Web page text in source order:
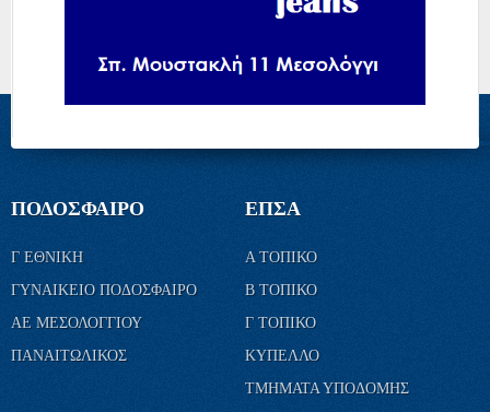
ΠΟΔΟΣΦΑΙΡΟ
Γ ΕΘΝΙΚΗ
ΓΥΝΑΙΚΕΙΟ ΠΟΔΟΣΦΑΙΡΟ
ΑΕ ΜΕΣΟΛΟΓΓΙΟΥ
ΠΑΝΑΙΤΩΛΙΚΟΣ
ΕΠΣΑ
Α ΤΟΠΙΚΟ
Β ΤΟΠΙΚΟ
Γ ΤΟΠΙΚΟ
ΚΥΠΕΛΛΟ
ΤΜΗΜΑΤΑ ΥΠΟΔΟΜΗΣ